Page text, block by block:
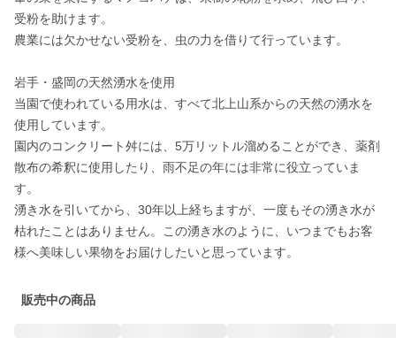
受粉を助けます。
農業には欠かせない受粉を、虫の力を借りて行っています。
岩手・盛岡の天然湧水を使用
当園で使われている用水は、すべて北上山系からの天然の湧水を
使用しています。
園内のコンクリート舛には、5万リットル溜めることができ、薬剤
散布の希釈に使用したり、雨不足の年には非常に役立っていま
す。
湧き水を引いてから、30年以上経ちますが、一度もその湧き水が
枯れたことはありません。この湧き水のように、いつまでもお客
販売中の商品